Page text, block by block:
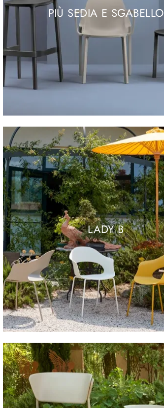
PIÙ SEDIA E SGABELLO
LADY B